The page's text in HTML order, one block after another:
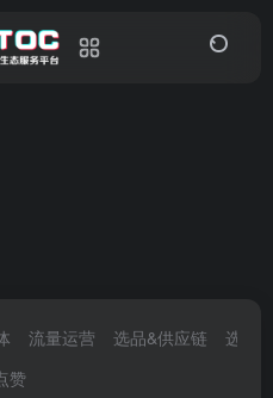
流量运营 选品&供应链
选品
赞